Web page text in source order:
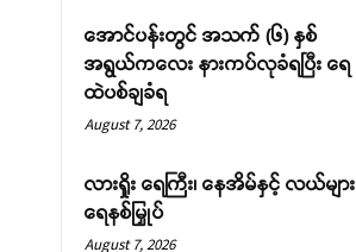
အောင်ပန်းတွင် အသက် (၆) နှစ်
အရွယ်ကလေး နားကပ်လုခံရပြီး ရေ
ထဲပစ်ချခံရ
August 7, 2026
လားရှိုး ရေကြီး၊ နေအိမ်နှင့် လယ်များ
ရေနစ်မြှုပ်
August 7, 2026